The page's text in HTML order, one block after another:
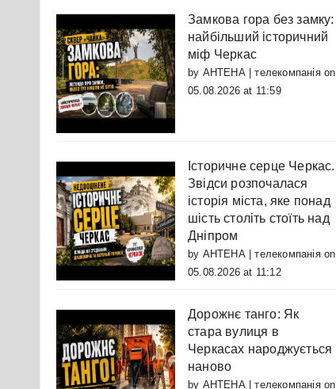
Замкова гора без замку:
найбільший історичний
міф Черкас
by АНТЕНА | телекомпаніяon
05.08.2026 at 11:59
Історичне серце Черкас.
Звідси розпочалася
історія міста, яке понад
шість століть стоїть над
Дніпром
by АНТЕНА | телекомпаніяon
05.08.2026 at 11:12
Дорожнє танго: Як
стара вулиця в
Черкасах народжується
наново
by АНТЕНА | телекомпаніяon